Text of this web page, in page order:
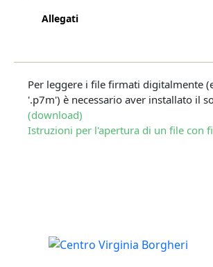
Allegati
Per leggere i file firmati digitalmente
'.p7m') è necessario aver installato il
(download)
Istruzioni per l'apertura di un file con